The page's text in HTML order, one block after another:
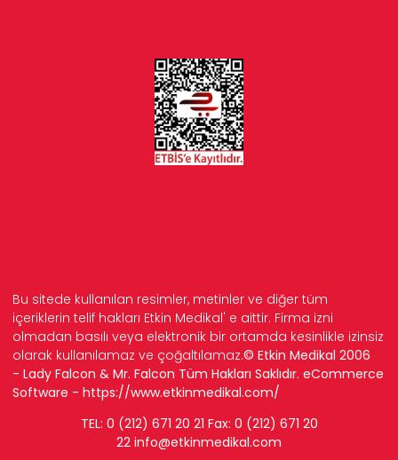
Bu sitede kullanılan resimler, metinler ve diğer tüm
içeriklerin telif hakları Etkin Medikal' e aittir. Firma izni
olmadan basılı veya elektronik bir ortamda kesinlikle izinsiz
olarak kullanılamaz ve çoğaltılamaz.© Etkin Medikal 2006
- Lady Falcon & Mr. Falcon Tüm Hakları Saklıdır. eCommerce
Software - https://www.etkinmedikal.com/
TEL: 0 (212) 671 20 21 Fax: 0 (212) 671 20
22 info@etkinmedikal.com